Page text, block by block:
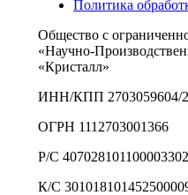
Политика
Общество с
«Научно-
«Кристалл»
ИНН/КПП 2703059604/
ОГРН 1112703001366
Р/С
К/С